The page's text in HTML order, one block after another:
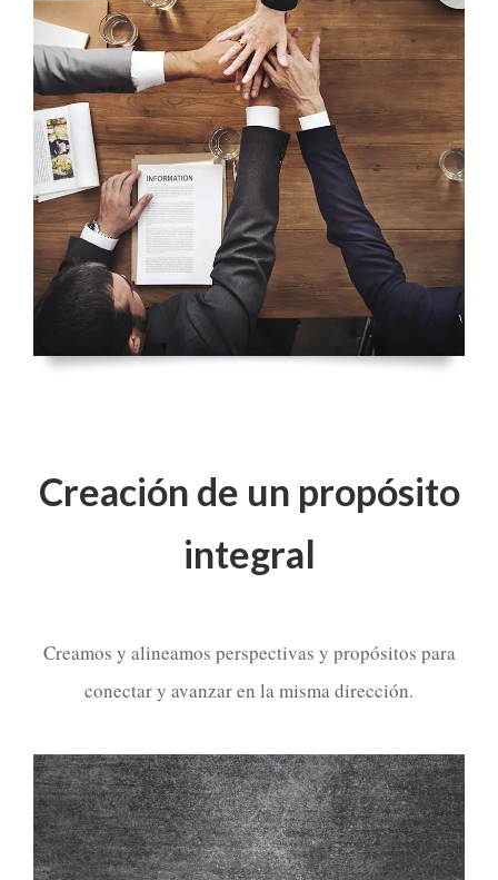
Creación de un propósito
integral
Creamos y alineamos perspectivas y propósitos para
conectar y avanzar en la misma dirección.